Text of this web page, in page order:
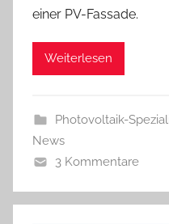
einer PV-Fassade.
Weiterlesen
Photovoltaik-
News
3 Kommentare